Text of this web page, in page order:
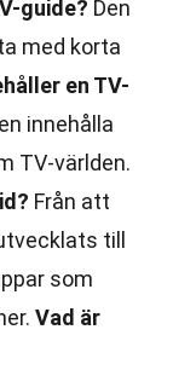
guide? Den
med korta
en TV-
innehålla
TV-världen.
Från att
till
som
Vad är